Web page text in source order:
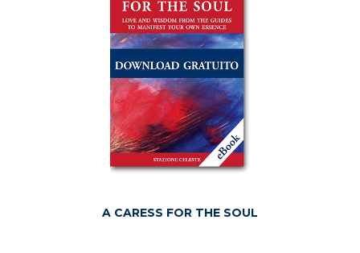
A CARESS FOR THE SOUL